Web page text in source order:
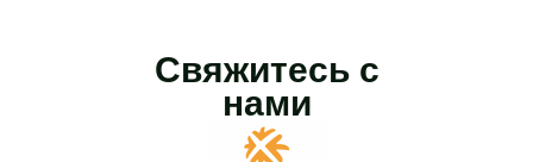
Свяжитесь с
нами